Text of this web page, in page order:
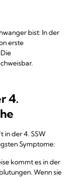
bist: In der
erste
4.
in der 4. SSW
Symptome:
kommt es in der
Wenn sie